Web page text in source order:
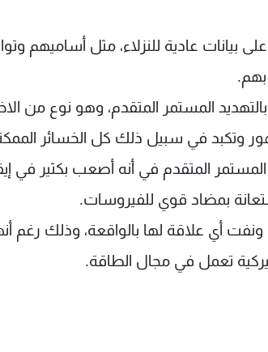
بيانات عادية للنزلاء، مثل أساميهم
بهم.
المستمر المتقدم، وهو نوع من
وتكبد في سبيل ذلك كل الخسائر
المستمر المتقدم في أنه أصعب بكثير في
بمضاد قوي للفيروسات.
أي علاقة لها بالواقعة، وذلك رغم
تعمل في مجال الطاقة.